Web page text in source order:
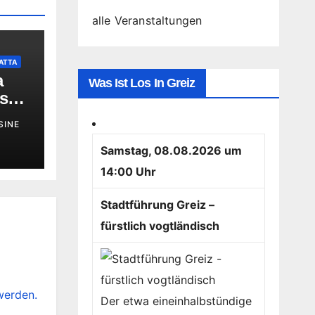
alle Veranstaltungen
Was Ist Los In Greiz
Samstag, 08.08.2026 um
14:00 Uhr
Stadtführung Greiz –
fürstlich vogtländisch
Der etwa eineinhalbstündige